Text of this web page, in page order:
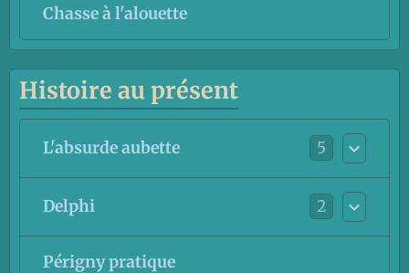
Chasse à l'alouette
Histoire au présent
L'absurde aubette 5
Delphi 2
Périgny pratique